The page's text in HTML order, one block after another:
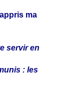
ma
servir en
: les